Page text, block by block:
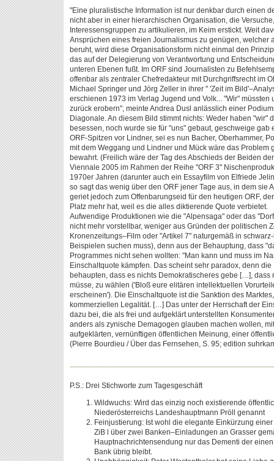
"Eine pluralistische Information ist nur denkbar durch einen
nicht aber in einer hierarchischen Organisation, die
Interessensgruppen zu artikulieren, im Keim erstickt. Weit
Ansprüchen eines freien Journalismus zu genügen, welcher
beruht, wird diese Organisationsform nicht einmal den
das auf der Delegierung von Verantwortung und
unteren Ebenen fußt. Im ORF sind Journalisten zu
offenbar als zentraler Chefredakteur mit Durchgriffsrecht im
Michael Springer und Jörg Zeller in ihrer " 'Zeit im
erschienen 1973 im Verlag Jugend und Volk... "Wir"
zurück erobern", meinte Andrea Dusl anlässlich einer
Diagonale. An diesem Bild stimmt nichts: Weder haben "wir"
besessen, noch wurde sie für "uns" gebaut, geschweige gab
ORF-Spitzen vor Lindner, sei es nun Bacher, Oberhammer,
mit dem Weggang und Lindner und Mück wäre das Problem
bewahrt. (Freilich wäre der Tag des Abschieds der Beiden
Viennale 2005 im Rahmen der Reihe "ORF 3"
1970er Jahren (darunter auch ein Essayfilm von Elfriede
so sagt das wenig über den ORF jener Tage aus, in dem sie
geriet jedoch zum Offenbarungseid für den heutigen ORF,
Platz mehr hat, weil es die alles diktierende Quote verbietet.
Aufwendige Produktionen wie die "Alpensaga" oder das
nicht mehr vorstellbar, weniger aus Gründen der politischen
Kronenzeitungs–Film oder "Artikel 7" naturgemäß in
Beispielen suchen muss), denn aus der Behauptung, dass
Programmes nicht sehen wollten: "Man kann und muss im
Einschaltquote kämpfen. Das scheint sehr paradox, denn
behaupten, dass es nichts Demokratischeres gebe […], dass
müsse, zu wählen ('Bloß eure elitären intellektuellen
erscheinen'). Die Einschaltquote ist die Sanktion des
kommerziellen Legalität. […] Das unter der Herrschaft der
dazu bei, die als frei und aufgeklärt unterstellten
anders als zynische Demagogen glauben machen wollen,
aufgeklärten, vernünftigen öffentlichen Meinung, einer
(Pierre Bourdieu / Über das Fernsehen, S. 95; edition
P.S.: Drei Stichworte zum Tagesgeschäft
Wildwuchs: Wird das einzig noch existierende
Niederösterreichs Landeshauptmann Pröll genannt
Feinjustierung: Ist wohl die elegante Einkürzung
ZiB l über zwei Banken–Einladungen an Grasser
Hauptnachrichtensendung nur das Dementi der
Bank übrig bleibt.